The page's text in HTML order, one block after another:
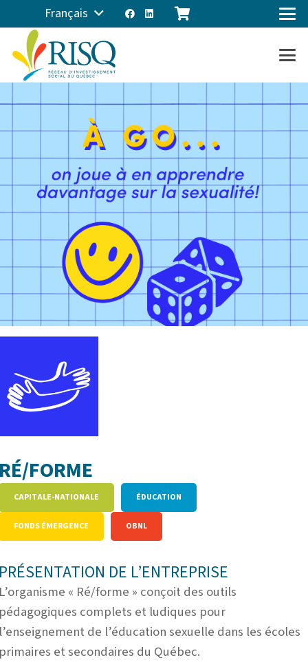
Français
FORME
CAPITALE-NATIONALE ÉDUCATION
FONDS ÉMERGENCE OBNL
DE L’ENTREPRISE
« Ré/forme » conçoit des outils
complets et ludiques pour
de l’éducation sexuelle dans les écoles
et secondaires du Québec.